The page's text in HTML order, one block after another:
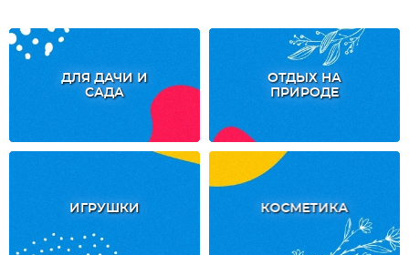
ДЛЯ ДАЧИ И
САДА
ОТДЫХ НА
ПРИРОДЕ
ИГРУШКИ КОСМЕТИКА